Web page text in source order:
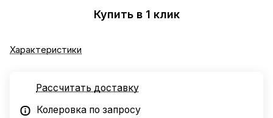
Купить в 1 клик
Характеристики
Рассчитать доставку
Колеровка по запросу